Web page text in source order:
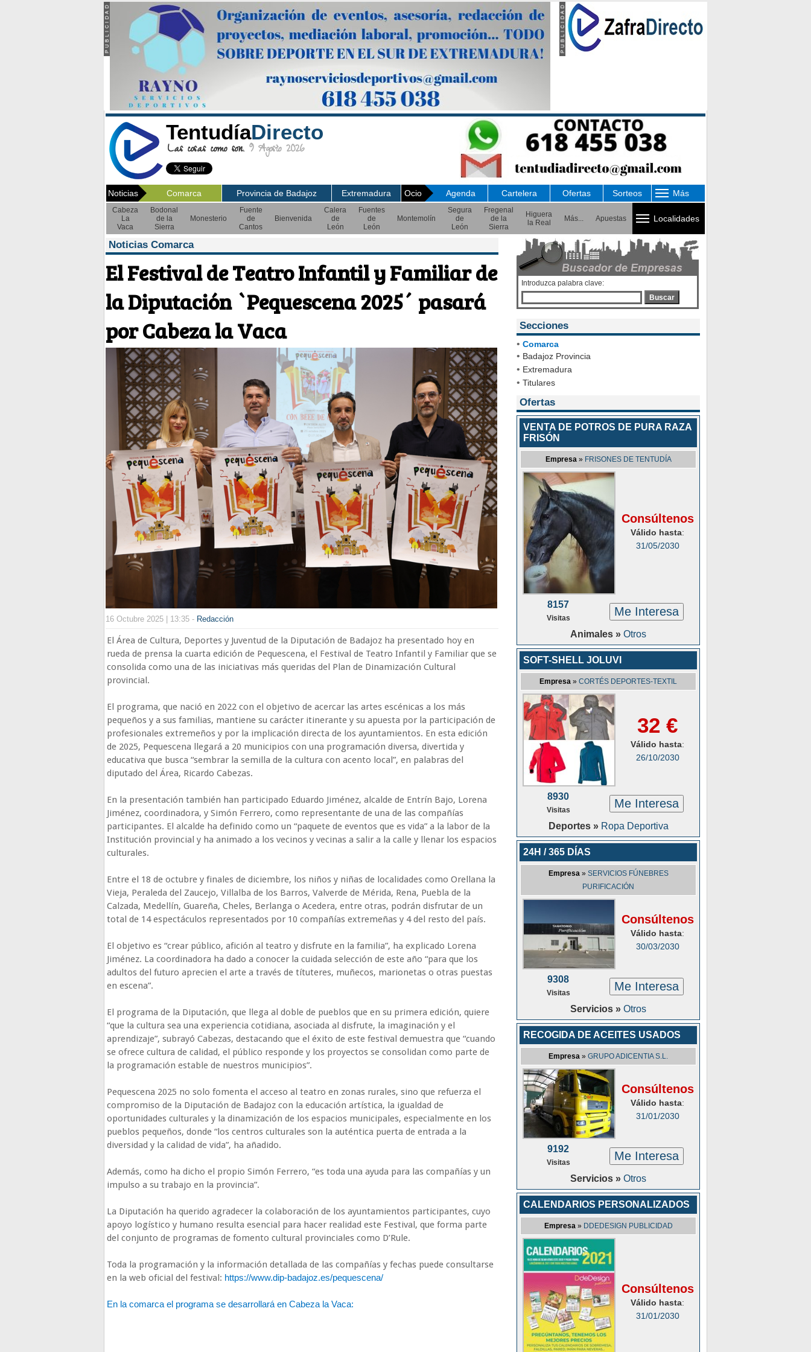
TentudíaDirecto
Las cosas como son. 9 Agosto 2026
Noticias Comarca Provincia de Badajoz Extremadura Ocio Agenda Cartelera Ofertas Sorteos Más
Cabeza
La
Vaca
Bodonal
de la
Sierra
Monesterio
Fuente
de
Cantos
Bienvenida
Calera
de
León
Fuentes
de
León
Montemolín
Segura
de
León
Fregenal
de la
Sierra
Higuera
la Real
Más... Apuestas Localidades
Noticias Comarca
El Festival de Teatro Infantil y Familiar de
la Diputación `Pequescena 2025´ pasará
por Cabeza la Vaca
16 Octubre 2025 | 13:35 - Redacción
El Área de Cultura, Deportes y Juventud de la Diputación de Badajoz ha presentado hoy en
rueda de prensa la cuarta edición de Pequescena, el Festival de Teatro Infantil y Familiar que se
consolida como una de las iniciativas más queridas del Plan de Dinamización Cultural
provincial.
El programa, que nació en 2022 con el objetivo de acercar las artes escénicas a los más
pequeños y a sus familias, mantiene su carácter itinerante y su apuesta por la participación de
profesionales extremeños y por la implicación directa de los ayuntamientos. En esta edición
de 2025, Pequescena llegará a 20 municipios con una programación diversa, divertida y
educativa que busca “sembrar la semilla de la cultura con acento local”, en palabras del
diputado del Área, Ricardo Cabezas.
En la presentación también han participado Eduardo Jiménez, alcalde de Entrín Bajo, Lorena
Jiménez, coordinadora, y Simón Ferrero, como representante de una de las compañías
participantes. El alcalde ha definido como un “paquete de eventos que es vida” a la labor de la
Institución provincial y ha animado a los vecinos y vecinas a salir a la calle y llenar los espacios
culturales.
Entre el 18 de octubre y finales de diciembre, los niños y niñas de localidades como Orellana la
Vieja, Peraleda del Zaucejo, Villalba de los Barros, Valverde de Mérida, Rena, Puebla de la
Calzada, Medellín, Guareña, Cheles, Berlanga o Acedera, entre otras, podrán disfrutar de un
total de 14 espectáculos representados por 10 compañías extremeñas y 4 del resto del país.
El objetivo es “crear público, afición al teatro y disfrute en la familia”, ha explicado Lorena
Jiménez. La coordinadora ha dado a conocer la cuidada selección de este año “para que los
adultos del futuro aprecien el arte a través de títuteres, muñecos, marionetas o otras puestas
en escena”.
El programa de la Diputación, que llega al doble de pueblos que en su primera edición, quiere
“que la cultura sea una experiencia cotidiana, asociada al disfrute, la imaginación y el
aprendizaje”, subrayó Cabezas, destacando que el éxito de este festival demuestra que “cuando
se ofrece cultura de calidad, el público responde y los proyectos se consolidan como parte de
la programación estable de nuestros municipios”.
Pequescena 2025 no solo fomenta el acceso al teatro en zonas rurales, sino que refuerza el
compromiso de la Diputación de Badajoz con la educación artística, la igualdad de
oportunidades culturales y la dinamización de los espacios municipales, especialmente en los
pueblos pequeños, donde “los centros culturales son la auténtica puerta de entrada a la
diversidad y la calidad de vida”, ha añadido.
Además, como ha dicho el propio Simón Ferrero, “es toda una ayuda para las compañías y un
impulso a su trabajo en la provincia”.
La Diputación ha querido agradecer la colaboración de los ayuntamientos participantes, cuyo
apoyo logístico y humano resulta esencial para hacer realidad este Festival, que forma parte
del conjunto de programas de fomento cultural provinciales como D’Rule.
Toda la programación y la información detallada de las compañías y fechas puede consultarse
en la web oficial del festival: https://www.dip-badajoz.es/pequescena/
En la comarca el programa se desarrollará en Cabeza la Vaca:
Introduzca palabra clave:
Buscar
Secciones
• Comarca
• Badajoz Provincia
• Extremadura
• Titulares
Ofertas
VENTA DE POTROS DE PURA RAZA
FRISÓN
Empresa» FRISONES DE TENTUDÍA
Consúltenos
Válido hasta:
31/05/2030
8157
Visitas Me Interesa
Animales » Otros
SOFT-SHELL JOLUVI
Empresa » CORTÉS DEPORTES-TEXTIL
32 €
Válido hasta:
26/10/2030
8930
Visitas Me Interesa
Deportes » Ropa Deportiva
24H / 365 DÍAS
Empresa» SERVICIOS FÚNEBRES
PURIFICACIÓN
Consúltenos
Válido hasta:
30/03/2030
9308
Visitas Me Interesa
Servicios » Otros
RECOGIDA DE ACEITES USADOS
Empresa » GRUPO ADICENTIA S.L.
Consúltenos
Válido hasta:
31/01/2030
9192
Visitas Me Interesa
Servicios » Otros
CALENDARIOS PERSONALIZADOS
Empresa» DDEDESIGN PUBLICIDAD
Consúltenos
Válido hasta:
31/01/2030